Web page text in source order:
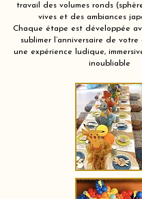
travail des volumes ronds
vives et des ambiances
Chaque étape est développée
sublimer l’anniversaire de
une expérience ludique,
inoubliable